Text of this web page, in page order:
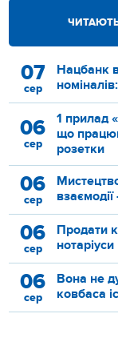
07
сер
Нацбанк
06
сер
1 прилад
що
розетки
06
сер
06
сер
Продати
06
сер
Вона не
ковбаса